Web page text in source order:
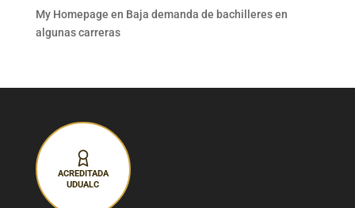
My Homepage en Baja demanda de bachilleres en
algunas carreras
ACREDITADA
UDUALC